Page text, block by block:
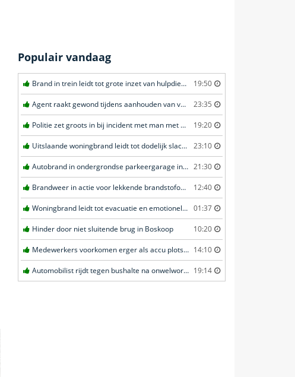
Populair vandaag
Brand in trein leidt tot grote inzet van hulpdiensten in Amersfoort 19:50
Agent raakt gewond tijdens aanhouden van verdachte in Amsterdam 23:35
Politie zet groots in bij incident met man met verward gedrag in Leeuwarden 19:20
Uitslaande woningbrand leidt tot dodelijk slachtoffer in Rotterdam 23:10
Autobrand in ondergrondse parkeergarage in Rhenen 21:30
Brandweer in actie voor lekkende brandstofoplegger in Stroe 12:40
Woningbrand leidt tot evacuatie en emotionele redding van kat in Amsterdam 01:37
Hinder door niet sluitende brug in Boskoop 10:20
Medewerkers voorkomen erger als accu plots in brand vliegt in Amersfoort 14:10
Automobilist rijdt tegen bushalte na onwelwording in Amsterdam 19:14